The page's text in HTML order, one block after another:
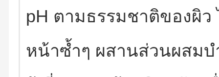
pH ตามธรรมชาติของผิว
หน้าซ้ำๆ ผสานส่วนผสม